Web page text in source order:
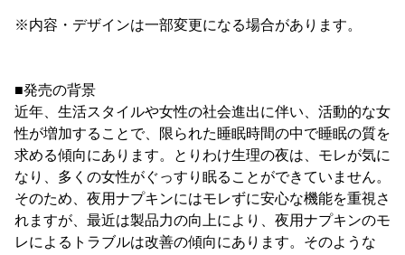
※内容・デザインは一部変更になる場合があります。
■発売の背景
近年、生活スタイルや女性の社会進出に伴い、活動的な女
性が増加することで、限られた睡眠時間の中で睡眠の質を
求める傾向にあります。とりわけ生理の夜は、モレが気に
なり、多くの女性がぐっすり眠ることができていません。
そのため、夜用ナプキンにはモレずに安心な機能を重視さ
れますが、最近は製品力の向上により、夜用ナプキンのモ
レによるトラブルは改善の傾向にあります。そのような